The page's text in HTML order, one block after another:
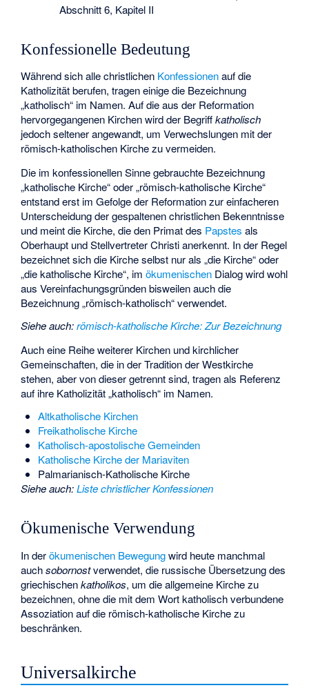
Abschnitt 6, Kapitel II
Konfessionelle Bedeutung
Während sich alle christlichen Konfessionenauf die
Katholizität berufen, tragen einige die Bezeichnung
„katholisch“ im Namen. Auf die aus der Reformation
hervorgegangenen Kirchen wird der Begriffkatholisch
jedoch seltener angewandt, um Verwechslungen mit der
römisch-katholischen Kirche zu vermeiden.
Die im konfessionellen Sinne gebrauchte Bezeichnung
„katholische Kirche“ oder „römisch-katholische Kirche“
entstand erst im Gefolge der Reformation zur einfacheren
Unterscheidung der gespaltenen christlichen Bekenntnisse
und meint die Kirche, die den Primat des Papstes als
Oberhaupt und Stellvertreter Christi anerkennt. In der Regel
bezeichnet sich die Kirche selbst nur als „die Kirche“ oder
„die katholische Kirche“, imökumenischen Dialog wird wohl
aus Vereinfachungsgründen bisweilen auch die
Bezeichnung „römisch-katholisch“ verwendet.
Siehe auch:römisch-katholische Kirche: Zur Bezeichnung
Auch eine Reihe weiterer Kirchen und kirchlicher
Gemeinschaften, die in der Tradition der Westkirche
stehen, aber von dieser getrennt sind, tragen als Referenz
auf ihre Katholizität „katholisch“ im Namen.
Altkatholische Kirchen
Freikatholische Kirche
Katholisch-apostolische Gemeinden
Katholische Kirche der Mariaviten
Palmarianisch-Katholische Kirche
Siehe auch:Liste christlicher Konfessionen
Ökumenische Verwendung
In derökumenischen Bewegungwird heute manchmal
auchsobornostverwendet, die russische Übersetzung des
griechischenkatholikos, um die allgemeine Kirche zu
bezeichnen, ohne die mit dem Wort katholisch verbundene
Assoziation auf die römisch-katholische Kirche zu
beschränken.
Universalkirche